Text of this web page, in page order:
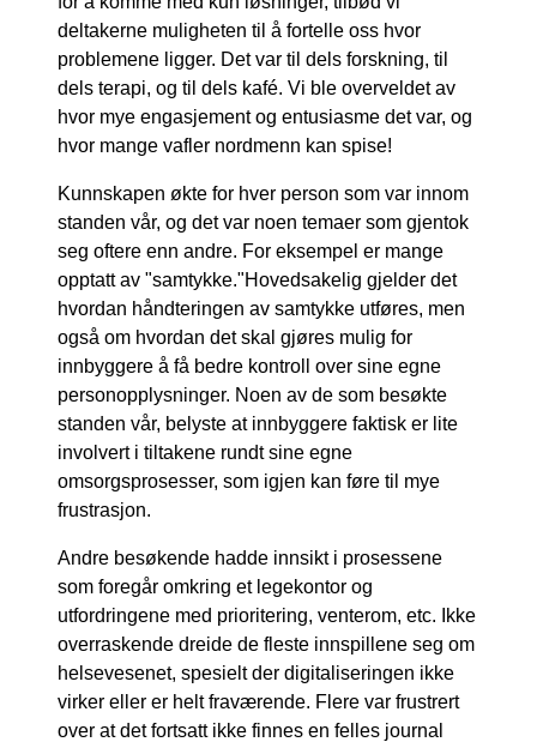
deltakerne muligheten til å fortelle oss hvor
problemene ligger. Det var til dels forskning, til
dels terapi, og til dels kafé. Vi ble overveldet av
hvor mye engasjement og entusiasme det var, og
hvor mange vafler nordmenn kan spise!
Kunnskapen økte for hver person som var innom
standen vår, og det var noen temaer som gjentok
seg oftere enn andre. For eksempel er mange
opptatt av "samtykke."Hovedsakelig gjelder det
hvordan håndteringen av samtykke utføres, men
også om hvordan det skal gjøres mulig for
innbyggere å få bedre kontroll over sine egne
personopplysninger. Noen av de som besøkte
standen vår, belyste at innbyggere faktisk er lite
involvert i tiltakene rundt sine egne
omsorgsprosesser, som igjen kan føre til mye
frustrasjon.
Andre besøkende hadde innsikt i prosessene
som foregår omkring et legekontor og
utfordringene med prioritering, venterom, etc. Ikke
overraskende dreide de fleste innspillene seg om
helsevesenet, spesielt der digitaliseringen ikke
virker eller er helt fraværende. Flere var frustrert
over at det fortsatt ikke finnes en felles journal